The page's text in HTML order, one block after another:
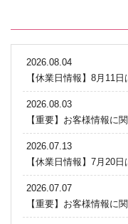
2026.08.04
【休業日情報】8月11
2026.08.03
【重要】お客様情報に
2026.07.13
【休業日情報】7月20
2026.07.07
【重要】お客様情報に